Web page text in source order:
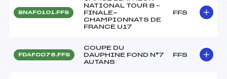
BNAF0101.FFS
NATIONAL TOUR 8 –
FINALE-
CHAMPIONNATS DE
FRANCE U17
FFS
FDAF0076.FFS
COUPE DU
DAUPHINE FOND N°7
AUTANS
FFS